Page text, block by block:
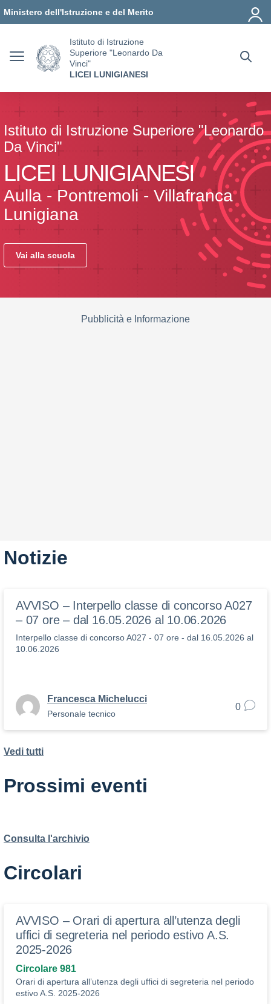
Ministero dell'Istruzione e del Merito
Istituto di Istruzione
Superiore "Leonardo Da
Vinci"
LICEI LUNIGIANESI
Istituto di Istruzione Superiore "Leonardo
Da Vinci"
LICEI LUNIGIANESI
Aulla - Pontremoli - Villafranca
Lunigiana
Vai alla scuola
Pubblicità e Informazione
Notizie
AVVISO – Interpello classe di concorso A027
– 07 ore – dal 16.05.2026 al 10.06.2026
Interpello classe di concorso A027 - 07 ore - dal 16.05.2026 al
10.06.2026
Francesca Michelucci
Personale tecnico
0
Vedi tutti
Prossimi eventi
Consulta l'archivio
Circolari
AVVISO – Orari di apertura all’utenza degli
uffici di segreteria nel periodo estivo A.S.
2025-2026
Circolare 981
Orari di apertura all’utenza degli uffici di segreteria nel periodo
estivo A.S. 2025-2026